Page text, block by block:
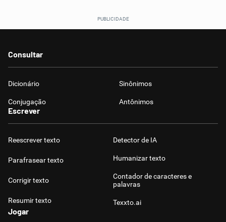
Consultar
Dicionário Sinônimos
Conjugação Antônimos
Escrever
Reescrever texto
Parafrasear texto
Corrigir texto
Resumir texto
Detector de IA
Humanizar texto
Contador de caracteres e
palavras
Texxto.ai
Jogar